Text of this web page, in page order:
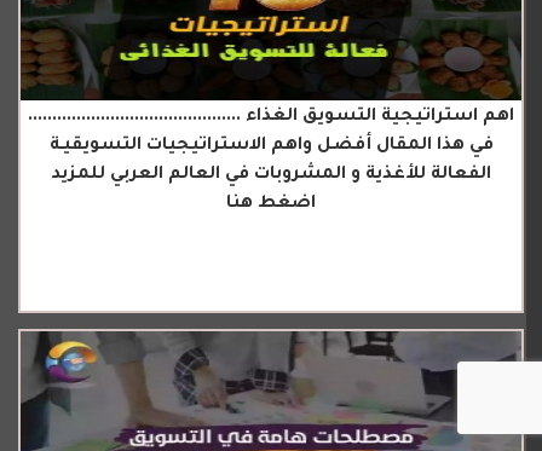
اهم استراتيجية التسويق الغذاء ............................................
في هذا المقال أفضل واهم الاستراتيجيات التسويقيـة
الفعالة للأغذية و المشروبات في العالم العربي للمزيد
اضغط هنا